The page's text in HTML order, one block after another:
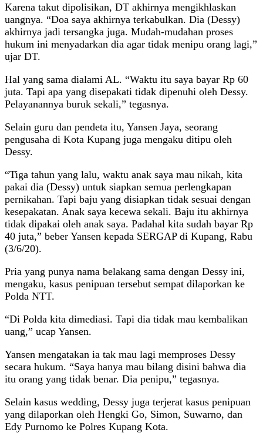
Karena takut dipolisikan, DT akhirnya mengikhlaskan
uangnya. “Doa saya akhirnya terkabulkan. Dia (Dessy)
akhirnya jadi tersangka juga. Mudah-mudahan proses
hukum ini menyadarkan dia agar tidak menipu orang lagi,”
ujar DT.
Hal yang sama dialami AL. “Waktu itu saya bayar Rp 60
juta. Tapi apa yang disepakati tidak dipenuhi oleh Dessy.
Pelayanannya buruk sekali,” tegasnya.
Selain guru dan pendeta itu, Yansen Jaya, seorang
pengusaha di Kota Kupang juga mengaku ditipu oleh
Dessy.
“Tiga tahun yang lalu, waktu anak saya mau nikah, kita
pakai dia (Dessy) untuk siapkan semua perlengkapan
pernikahan. Tapi baju yang disiapkan tidak sesuai dengan
kesepakatan. Anak saya kecewa sekali. Baju itu akhirnya
tidak dipakai oleh anak saya. Padahal kita sudah bayar Rp
40 juta,” beber Yansen kepada SERGAP di Kupang, Rabu
(3/6/20).
Pria yang punya nama belakang sama dengan Dessy ini,
mengaku, kasus penipuan tersebut sempat dilaporkan ke
Polda NTT.
“Di Polda kita dimediasi. Tapi dia tidak mau kembalikan
uang,” ucap Yansen.
Yansen mengatakan ia tak mau lagi memproses Dessy
secara hukum. “Saya hanya mau bilang disini bahwa dia
itu orang yang tidak benar. Dia penipu,” tegasnya.
Selain kasus wedding, Dessy juga terjerat kasus penipuan
yang dilaporkan oleh Hengki Go, Simon, Suwarno, dan
Edy Purnomo ke Polres Kupang Kota.